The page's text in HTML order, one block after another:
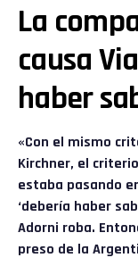
La
causa
haber
«Con el mismo
Kirchner, el
estaba pasando
‘debería haber
Adorni roba.
preso de la